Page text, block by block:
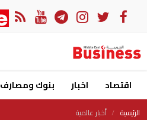
اقتصاد اخبار بنوك ومصارف
الرئيسية أخبار عالمية